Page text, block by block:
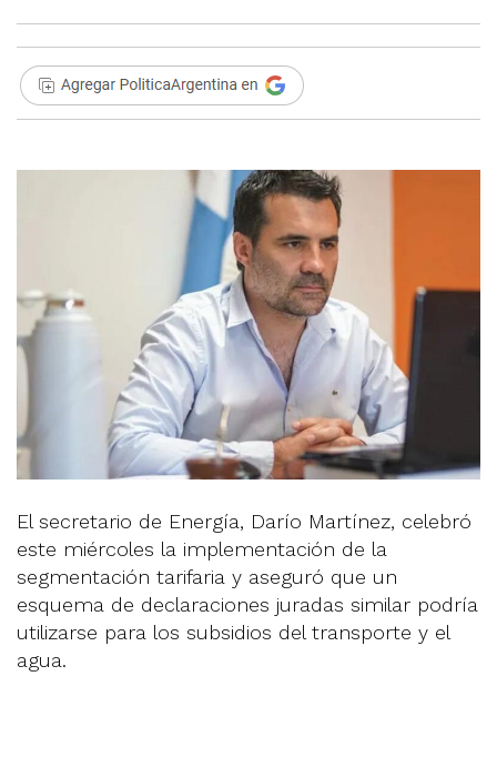
El secretario de Energía, Darío Martínez, celebró
este miércoles la implementación de la
segmentación tarifaria y aseguró que un
esquema de declaraciones juradas similar podría
utilizarse para los subsidios del transporte y el
agua.